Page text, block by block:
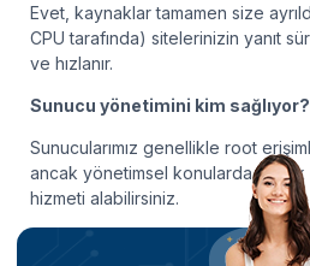
Evet, kaynaklar tamamen size
CPU tarafında) sitelerinizin yanıt
ve hızlanır.
Sunucu yönetimini kim sağlıyor?
Sunucularımız genellikle root
ancak yönetimsel konularda
hizmeti alabilirsiniz.